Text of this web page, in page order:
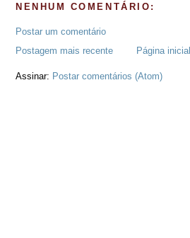
NENHUM COMENTÁRIO:
Postar um comentário
Postagem mais recente
Página inicial
Assinar: Postar comentários (Atom)